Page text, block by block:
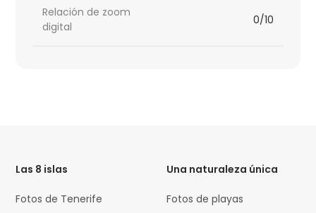
Relación de zoom
digital
0/10
Las 8 islas
Fotos de Tenerife
Una naturaleza única
Fotos de playas